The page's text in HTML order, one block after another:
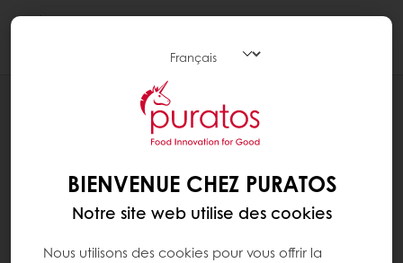
NOEUDS
BIENVENUE CHEZ PURATOS
Notre site web utilise des cookies
Nous utilisons des cookies pour vous offrir la